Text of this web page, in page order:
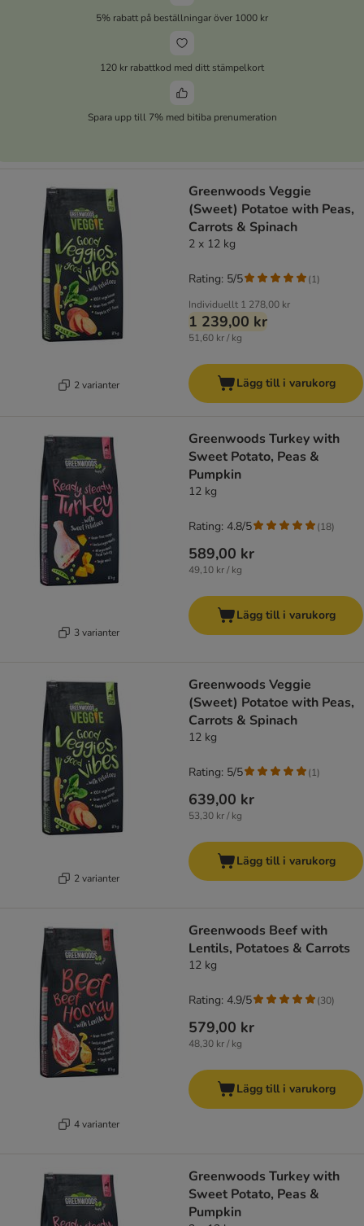
5% rabatt på beställningar över 1000 kr
120 kr rabattkod med ditt stämpelkort
Spara upp till 7% med bitiba prenumeration
2 varianter
Greenwoods Veggie
(Sweet) Potatoe with Peas,
Carrots & Spinach
2 x 12 kg
Individuellt 1 278,00 kr
1 239,00 kr
51,60 kr / kg
Rating: 5/5 (1)
Lägg till i varukorg
3 varianter
Greenwoods Turkey with
Sweet Potato, Peas &
Pumpkin
12 kg
589,00 kr
49,10 kr / kg
Rating: 4.8/5 (18)
Lägg till i varukorg
2 varianter
Greenwoods Veggie
(Sweet) Potatoe with Peas,
Carrots & Spinach
12 kg
639,00 kr
53,30 kr / kg
Rating: 5/5 (1)
Lägg till i varukorg
4 varianter
Greenwoods Beef with
Lentils, Potatoes & Carrots
12 kg
579,00 kr
48,30 kr / kg
Rating: 4.9/5 (30)
Lägg till i varukorg
Greenwoods Turkey with
Sweet Potato, Peas &
Pumpkin